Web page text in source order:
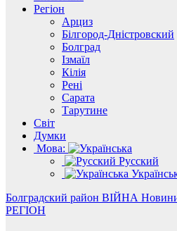
Регіон
Арциз
Білгород-Дністровский
Болград
Ізмаїл
Кілія
Рені
Сарата
Тарутине
Світ
Думки
Мова:
Русский
Болградский район ВІЙНА
РЕГІОН